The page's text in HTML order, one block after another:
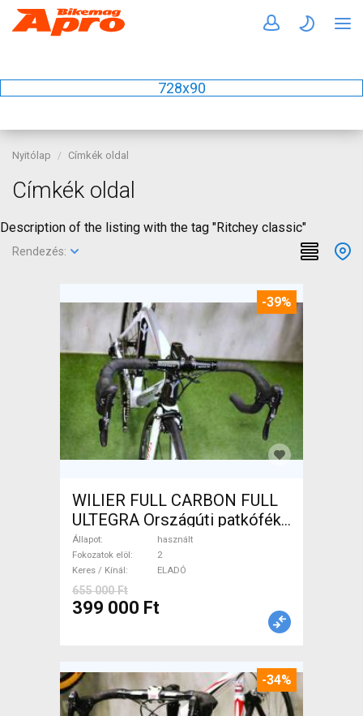
728x90
Nyitólap Címkék oldal
Címkék oldal
Description of the listing with the tag "Ritchey classic"
Rendezés:
-39%
WILIER FULL CARBON FULL
ULTEGRA Országúti patkófék
használt ELADÓ
Állapot
használt
Fokozatok elöl
2
Keres / Kínál
ELADÓ
655 000 Ft
399 000 Ft
-34%